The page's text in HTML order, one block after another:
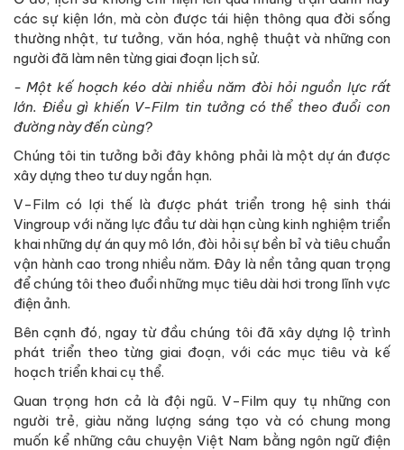
các sự kiện lớn, mà còn được tái hiện thông qua đời sống
thường nhật, tư tưởng, văn hóa, nghệ thuật và những con
người đã làm nên từng giai đoạn lịch sử.
- Một kế hoạch kéo dài nhiều năm đòi hỏi nguồn lực rất
lớn. Điều gì khiến V-Film tin tưởng có thể theo đuổi con
đường này đến cùng?
Chúng tôi tin tưởng bởi đây không phải là một dự án được
xây dựng theo tư duy ngắn hạn.
V-Film có lợi thế là được phát triển trong hệ sinh thái
Vingroup với năng lực đầu tư dài hạn cùng kinh nghiệm triển
khai những dự án quy mô lớn, đòi hỏi sự bền bỉ và tiêu chuẩn
vận hành cao trong nhiều năm. Đây là nền tảng quan trọng
để chúng tôi theo đuổi những mục tiêu dài hơi trong lĩnh vực
điện ảnh.
Bên cạnh đó, ngay từ đầu chúng tôi đã xây dựng lộ trình
phát triển theo từng giai đoạn, với các mục tiêu và kế
hoạch triển khai cụ thể.
Quan trọng hơn cả là đội ngũ. V-Film quy tụ những con
người trẻ, giàu năng lượng sáng tạo và có chung mong
muốn kể những câu chuyện Việt Nam bằng ngôn ngữ điện